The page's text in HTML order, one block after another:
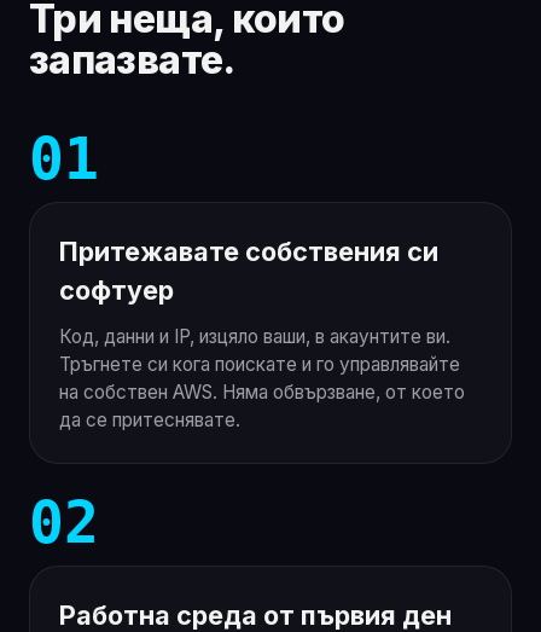
Три неща, които
запазвате.
01
Притежавате собствения си
софтуер
Код, данни и IP, изцяло ваши, в акаунтите ви.
Тръгнете си кога поискате и го управлявайте
на собствен AWS. Няма обвързване, от което
да се притеснявате.
02
Работна среда от първия ден